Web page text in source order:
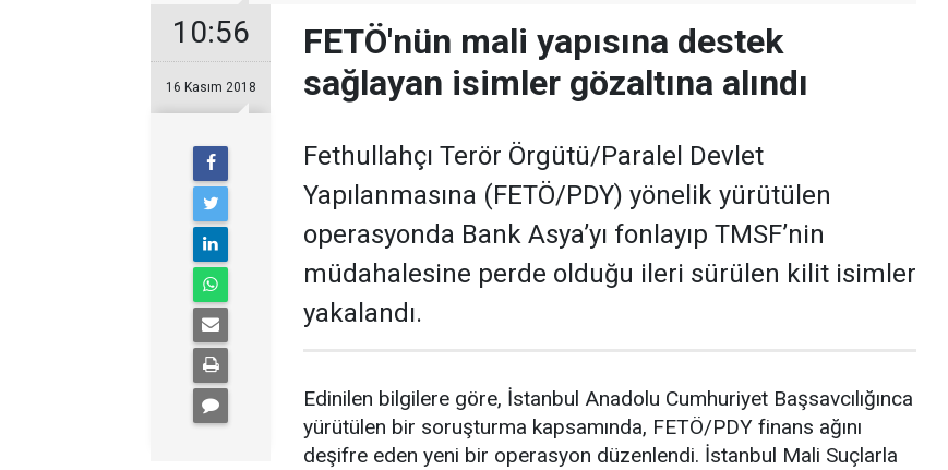
10:56
16 Kasım 2018
FETÖ'nün mali yapısına destek
sağlayan isimler gözaltına alındı
Fethullahçı Terör Örgütü/Paralel Devlet
Yapılanmasına (FETÖ/PDY) yönelik yürütülen
operasyonda Bank Asya’yı fonlayıp TMSF’nin
müdahalesine perde olduğu ileri sürülen kilit isimler
yakalandı.
Edinilen bilgilere göre, İstanbul Anadolu Cumhuriyet Başsavcılığınca
yürütülen bir soruşturma kapsamında, FETÖ/PDY finans ağını
deşifre eden yeni bir operasyon düzenlendi. İstanbul Mali Suçlarla